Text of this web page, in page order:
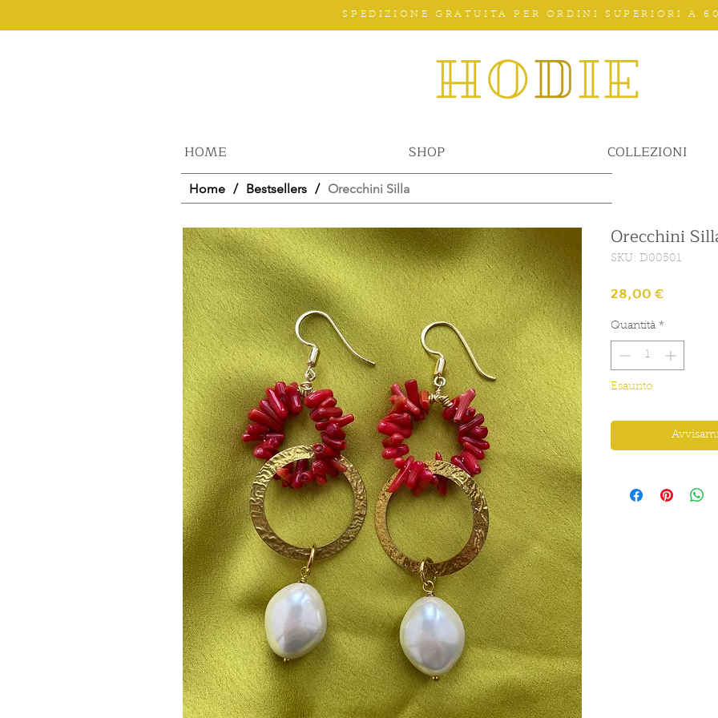
SPEDIZIONE GRATUITA PER ORDINI SUPERIORI A
HOME SHOP COLLEZIONI
Home / Bestsellers / Orecchini Silla
Orecchini
SKU: D00501
28,00 €Prezzo
Quantità *
Esaurito